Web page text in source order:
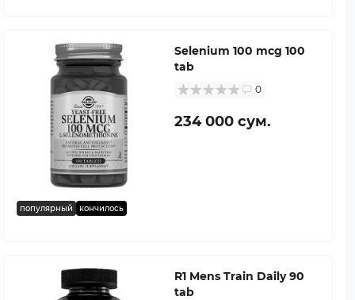
популярный кончилось
Selenium 100 mcg 100
tab
0
234 000 сум.
R1 Mens Train Daily 90
tab